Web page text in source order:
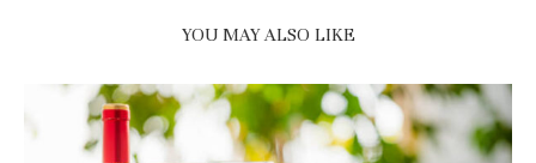
YOU MAY ALSO LIKE